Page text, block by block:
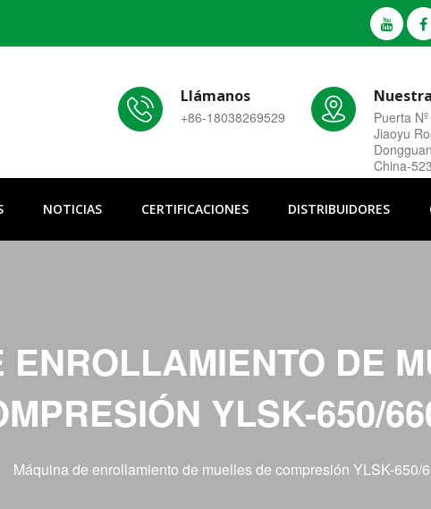
Llámanos
+86-18038269529
Puerta
Jiaoyu
China-
NOTICIAS CERTIFICACIONES DISTRIBUIDORES
DE
YLSK-650/
Máquina de enrollamiento de muelles de compresión YLSK-650/